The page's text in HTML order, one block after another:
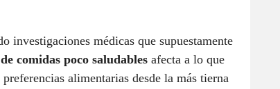
investigaciones médicas que supuestamente
comidas poco saludables afecta a lo que
alimentarias desde la más tierna